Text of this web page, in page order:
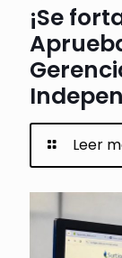
¡Se
Leer